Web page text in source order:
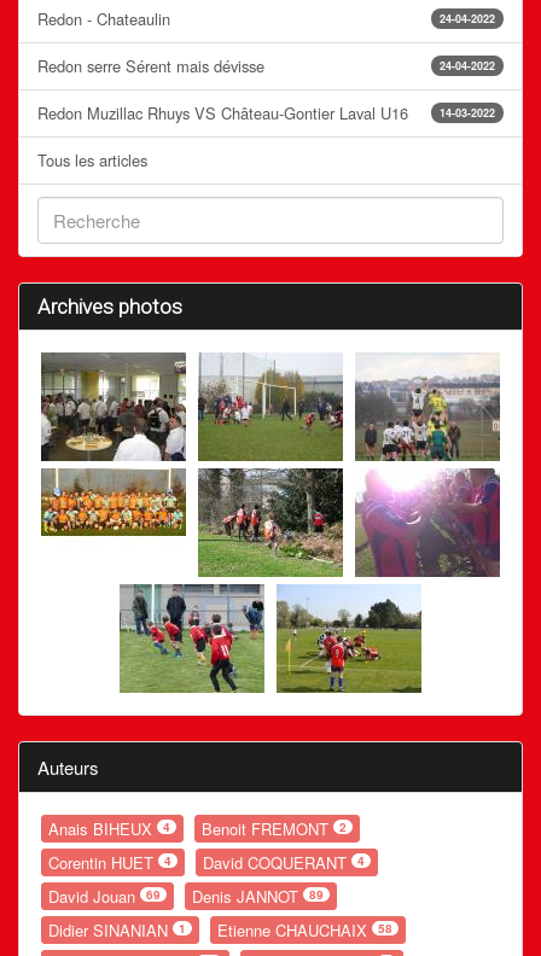
24-04-2022
Redon - Chateaulin
24-04-2022
Redon serre Sérent mais dévisse
14-03-2022
Redon Muzillac Rhuys VS Château-Gontier Laval U16
Tous les articles
Archives photos
Auteurs
Anais BIHEUX 4 Benoit FREMONT 2
Corentin HUET 4 David COQUERANT 4
David Jouan 69 Denis JANNOT 89
Didier SINANIAN 1 Etienne CHAUCHAIX 58